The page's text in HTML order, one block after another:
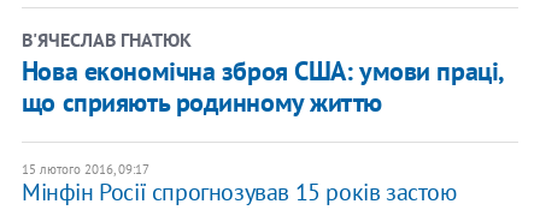
В'ЯЧЕСЛАВ ГНАТЮК
Нова економічна зброя США: умови праці,
що сприяють родинному життю
15 лютого 2016, 09:17
Мінфін Росії спрогнозував 15 років застою